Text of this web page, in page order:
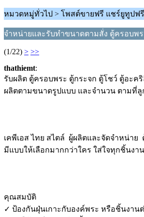
หมวดหมู่ทั่วไป > โพสต์ขายฟรี แชร์ยูทูปฟรี
จำหน่ายและรับทำขนาดตามสั่ง ตู้ครอบพ
(1/22) > >>
thathiemt:
รับผลิต ตู้ครอบพระ ตู้กระจก ตู้โชว์ ตู้อะค
ผลิตตามขนาดรูปแบบ และจำนวน ตามที่ลู
เคพีเอส ไทย สไตล์ ผู้ผลิตและจัดจำหน่า
มีแบบให้เลือกมากกว่าใคร ใส่ใจทุกชิ้นงาน
คุณสมบัติ
✓ ป้องกันฝุ่นเกาะกับองค์พระ หรือชิ้นงาน